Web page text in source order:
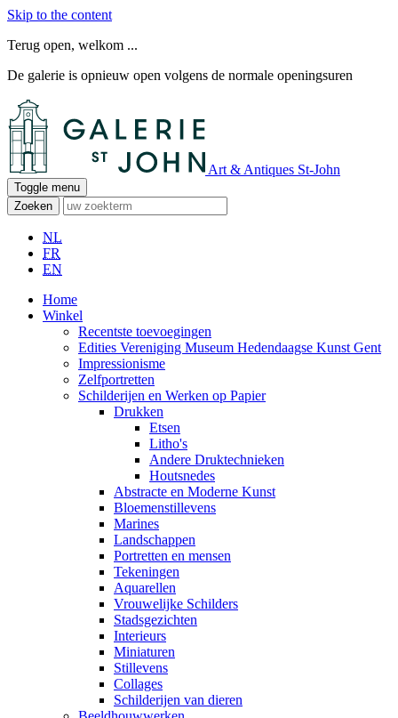
Skip to the content
Terug open, welkom ...
De galerie is opnieuw open volgens de normale openingsuren
Art & Antiques St-John
Toggle menu
Zoeken
NL
FR
EN
Home
Winkel
Recentste toevoegingen
Edities Vereniging Museum Hedendaagse Kunst Gent
Impressionisme
Zelfportretten
Schilderijen en Werken op Papier
Drukken
Etsen
Litho's
Andere Druktechnieken
Houtsnedes
Abstracte en Moderne Kunst
Bloemenstillevens
Marines
Landschappen
Portretten en mensen
Tekeningen
Aquarellen
Vrouwelijke Schilders
Stadsgezichten
Interieurs
Miniaturen
Stillevens
Collages
Schilderijen van dieren